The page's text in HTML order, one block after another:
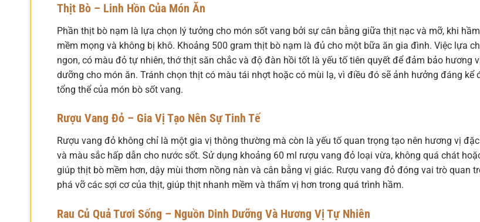
Thịt Bò – Linh Hồn Của Món Ăn
Phần thịt bò nạm là lựa chọn lý tưởng cho món sốt vang bởi sự cân bằng giữa thịt nạc và mỡ, khi
mềm mọng và không bị khô. Khoảng 500 gram thịt bò nạm là đủ cho một bữa ăn gia đình. Việc lựa
ngon, có màu đỏ tự nhiên, thớ thịt săn chắc và độ đàn hồi tốt là yếu tố tiên quyết để đảm bảo hương
dưỡng cho món ăn. Tránh chọn thịt có màu tái nhợt hoặc có mùi lạ, vì điều đó sẽ ảnh hưởng đáng kể
tổng thể của món bò sốt vang.
Rượu Vang Đỏ – Gia Vị Tạo Nên Sự Tinh Tế
Rượu vang đỏ không chỉ là một gia vị thông thường mà còn là yếu tố quan trọng tạo nên hương vị
và màu sắc hấp dẫn cho nước sốt. Sử dụng khoảng 60 ml rượu vang đỏ loại vừa, không quá chát
giúp thịt bò mềm hơn, dậy mùi thơm nồng nàn và cân bằng vị giác. Rượu vang đỏ đóng vai trò quan
phá vỡ các sợi cơ của thịt, giúp thịt nhanh mềm và thấm vị hơn trong quá trình hầm.
Rau Củ Quả Tươi Sống – Nguồn Dinh Dưỡng Và Hương Vị Tự Nhiên